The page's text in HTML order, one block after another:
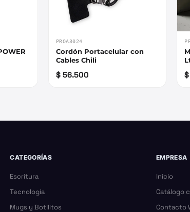
PROA3024
Cordón Portacelular con
Cables Chili
$ 56.500
CATEGORÍAS
Escritura
Tecnología
Mugs y Botilitos
EMPRESA
Inicio
Catálogo
Contacto